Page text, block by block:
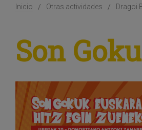
Inicio Otras actividades Dragoi
Son